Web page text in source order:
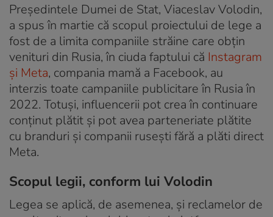
Președintele Dumei de Stat, Viaceslav Volodin,
a spus în martie că scopul proiectului de lege a
fost de a limita companiile străine care obțin
venituri din Rusia, în ciuda faptului că Instagram
și Meta, compania mamă a Facebook, au
interzis toate campaniile publicitare în Rusia în
2022. Totuși, influencerii pot crea în continuare
conținut plătit și pot avea parteneriate plătite
cu branduri și companii rusești fără a plăti direct
Meta.
Scopul legii, conform lui Volodin
Legea se aplică, de asemenea, și reclamelor de